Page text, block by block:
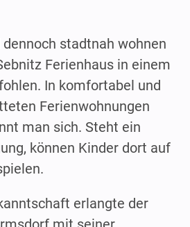
stadtnah wohnen
Ferienhaus in einem
In komfortabel und
Ferienwohnungen
man sich. Steht ein
können Kinder dort auf
erlangte der